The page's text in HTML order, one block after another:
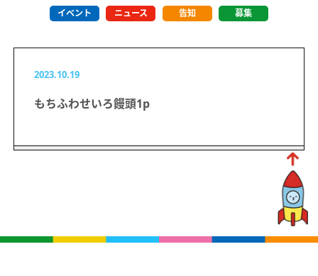
イベント ニュース 告知 募集
2023.10.19
もちふわせいろ饅頭1p